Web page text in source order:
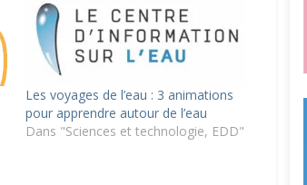
Les voyages de l’eau : 3 animations
pour apprendre autour de l’eau
Dans "Sciences et technologie, EDD"